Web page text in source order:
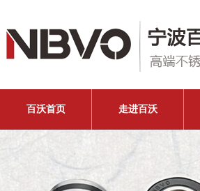
百沃首页 走进百沃